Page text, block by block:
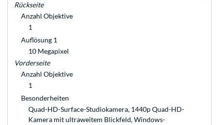
Rückseite
Anzahl Objektive
1
Auflösung 1
10 Megapixel
Vorderseite
Anzahl Objektive
1
Besonderheiten
Quad-HD-Surface-Studiokamera, 1440p Quad-HD-
Kamera mit ultraweitem Blickfeld, Windows-